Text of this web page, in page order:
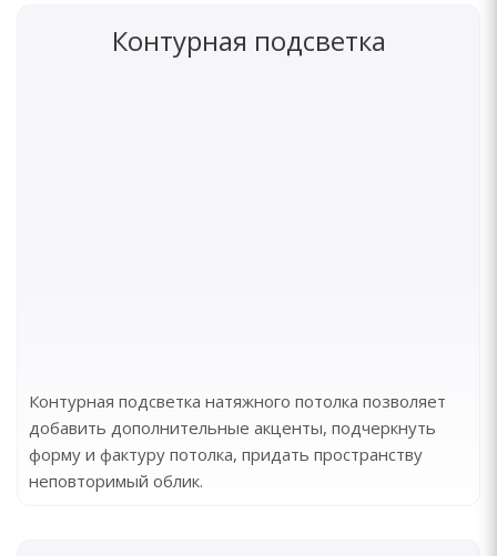
Контурная подсветка
Контурная подсветка натяжного потолка позволяет
добавить дополнительные акценты, подчеркнуть
форму и фактуру потолка, придать пространству
неповторимый облик.